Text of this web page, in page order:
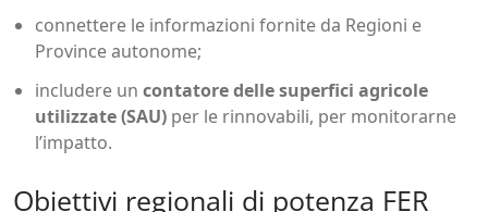
connettere le informazioni fornite da Regioni e
Province autonome;
includere un contatore delle superfici agricole
utilizzate (SAU) per le rinnovabili, per monitorarne
l’impatto.
Obiettivi regionali di potenza FER